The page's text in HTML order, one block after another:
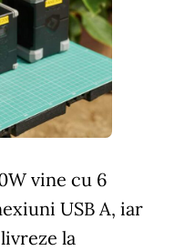
vine cu 6
USB A, iar
la